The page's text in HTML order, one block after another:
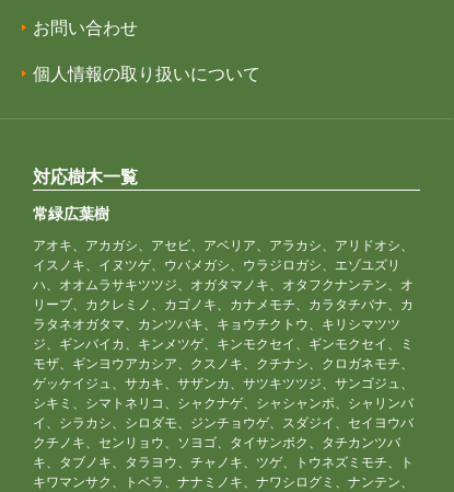
お問い合わせ
個人情報の取り扱いについて
対応樹木一覧
常緑広葉樹
アオキ、アカガシ、アセビ、アベリア、アラカシ、アリドオシ、
イスノキ、イヌツゲ、ウバメガシ、ウラジロガシ、エゾユズリ
ハ、オオムラサキツツジ、オガタマノキ、オタフクナンテン、オ
リーブ、カクレミノ、カゴノキ、カナメモチ、カラタチバナ、カ
ラタネオガタマ、カンツバキ、キョウチクトウ、キリシマツツ
ジ、ギンバイカ、キンメツゲ、キンモクセイ、ギンモクセイ、ミ
モザ、ギンヨウアカシア、クスノキ、クチナシ、クロガネモチ、
ゲッケイジュ、サカキ、サザンカ、サツキツツジ、サンゴジュ、
シキミ、シマトネリコ、シャクナゲ、シャシャンポ、シャリンバ
イ、シラカシ、シロダモ、ジンチョウゲ、スダジイ、セイヨウバ
クチノキ、センリョウ、ソヨゴ、タイサンボク、タチカンツバ
キ、タブノキ、タラヨウ、チャノキ、ツゲ、トウネズミモチ、ト
キワマンサク、トベラ、ナナミノキ、ナワシログミ、ナンテン、